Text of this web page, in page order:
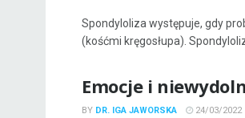
Spondyloliza występuje, gdy
(kośćmi kręgosłupa).
Emocje i
BY DR. IGA JAWORSKA 24/03/2022